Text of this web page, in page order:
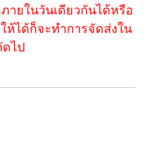
ายในวันเดียวกันได้หรือ
ห้ได้ก็จะทำการจัดส่งใน
ไป